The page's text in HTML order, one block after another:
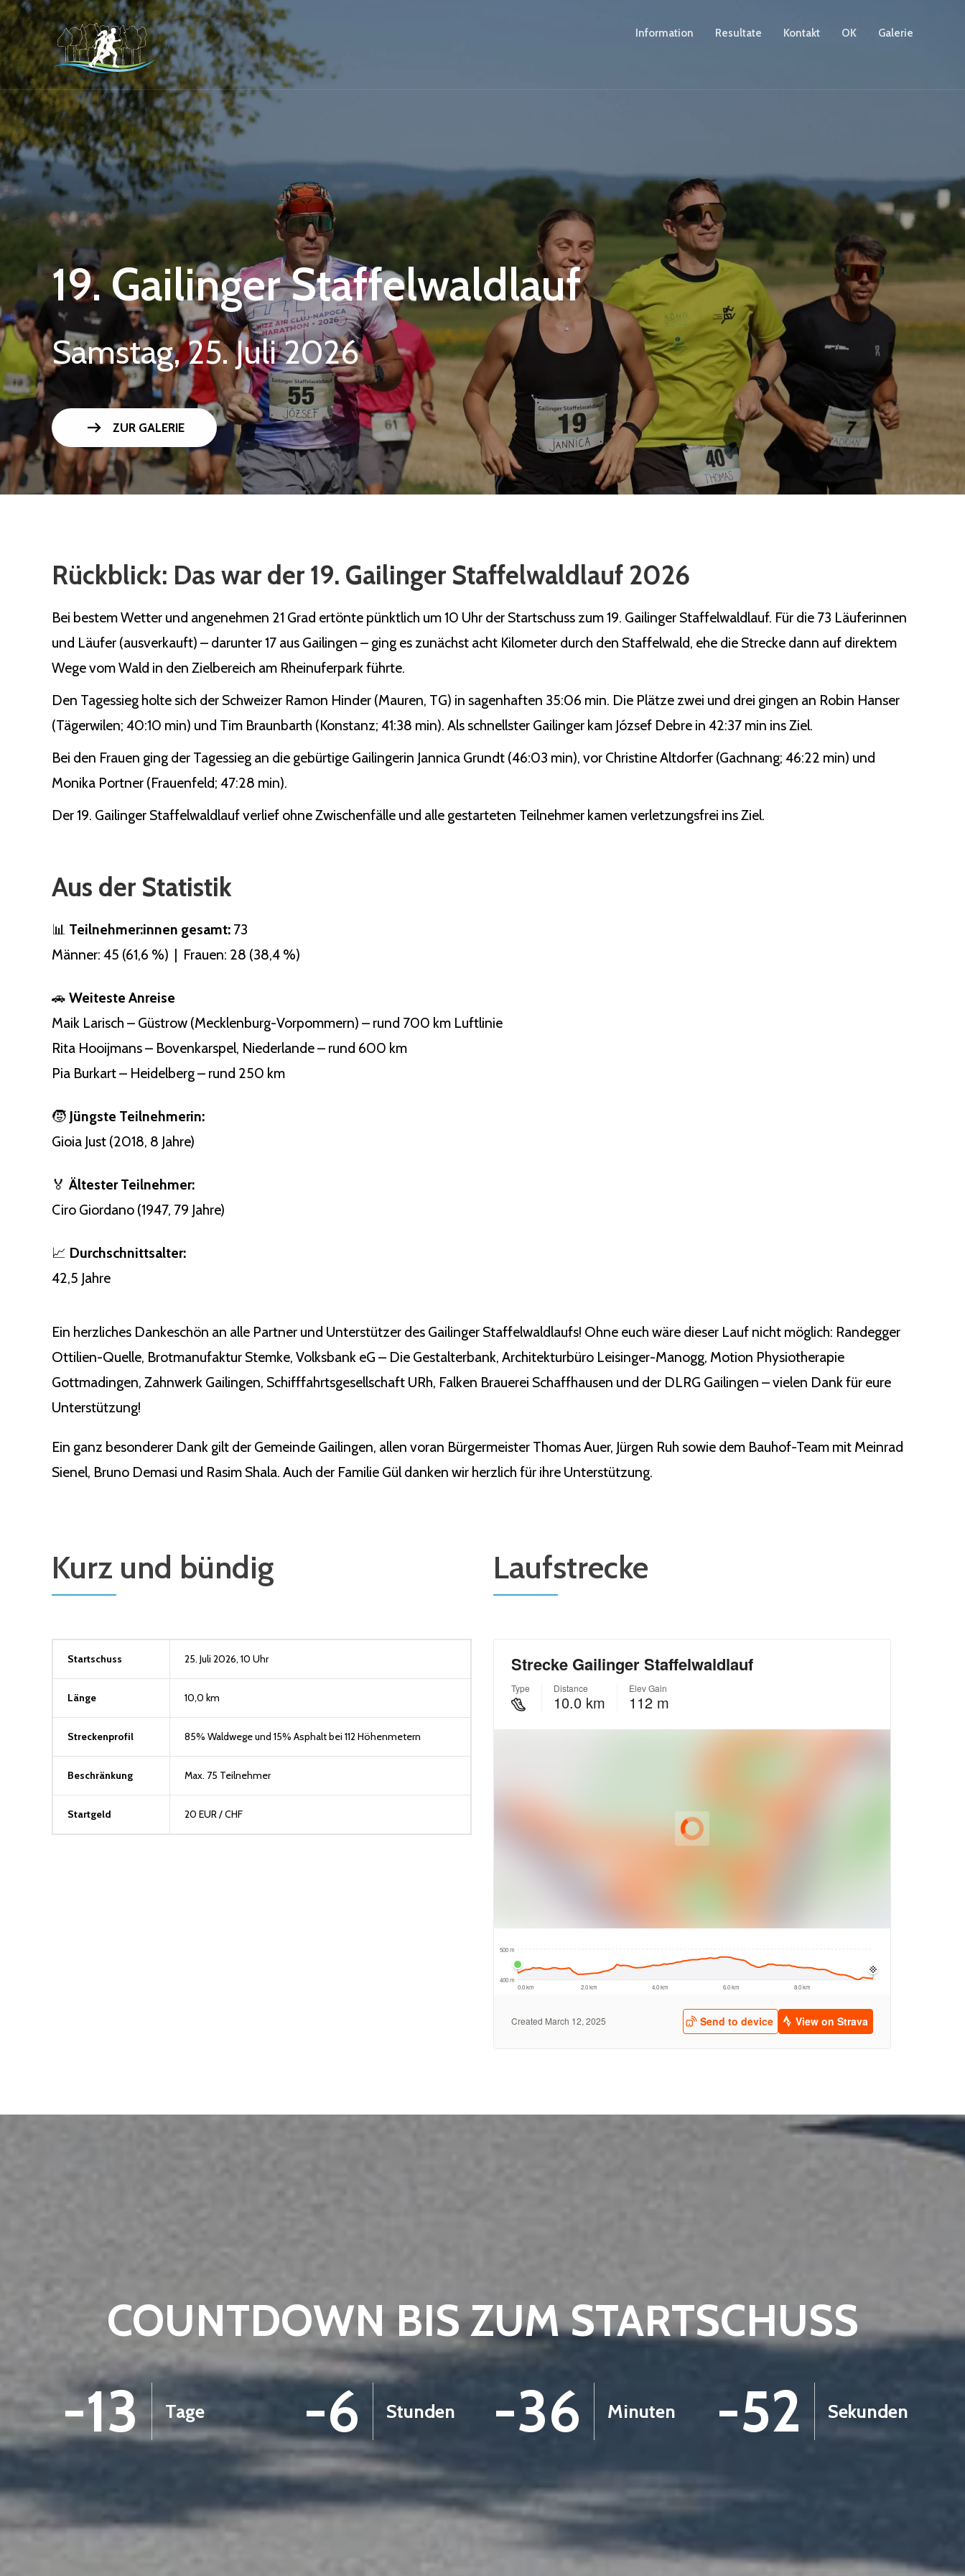
Information Resultate Kontakt OK Galerie
19. Gailinger Staffelwaldlauf
Samstag, 25. Juli 2026
arrow_right_alt ZUR GALERIE
Rückblick: Das war der 19. Gailinger Staffelwaldlauf 2026
Bei bestem Wetter und angenehmen 21 Grad ertönte pünktlich um 10 Uhr der Startschuss zum 19. Gailinger Staffelwaldlauf. Für die 73 Läuferinnen
und Läufer (ausverkauft) – darunter 17 aus Gailingen – ging es zunächst acht Kilometer durch den Staffelwald, ehe die Strecke dann auf direktem
Wege vom Wald in den Zielbereich am Rheinuferpark führte.
Den Tagessieg holte sich der Schweizer Ramon Hinder (Mauren, TG) in sagenhaften 35:06 min. Die Plätze zwei und drei gingen an Robin Hanser
(Tägerwilen; 40:10 min) und Tim Braunbarth (Konstanz; 41:38 min). Als schnellster Gailinger kam József Debre in 42:37 min ins Ziel.
Bei den Frauen ging der Tagessieg an die gebürtige Gailingerin Jannica Grundt (46:03 min), vor Christine Altdorfer (Gachnang; 46:22 min) und
Monika Portner (Frauenfeld; 47:28 min).
Der 19. Gailinger Staffelwaldlauf verlief ohne Zwischenfälle und alle gestarteten Teilnehmer kamen verletzungsfrei ins Ziel.
Aus der Statistik
📊 Teilnehmer:innen gesamt: 73
Männer: 45 (61,6 %) | Frauen: 28 (38,4 %)
🚗 Weiteste Anreise
Maik Larisch – Güstrow (Mecklenburg-Vorpommern) – rund 700 km Luftlinie
Rita Hooijmans – Bovenkarspel, Niederlande – rund 600 km
Pia Burkart – Heidelberg – rund 250 km
🧒 Jüngste Teilnehmerin:
Gioia Just (2018, 8 Jahre)
🏅 Ältester Teilnehmer:
Ciro Giordano (1947, 79 Jahre)
📈 Durchschnittsalter:
42,5 Jahre
Ein herzliches Dankeschön an alle Partner und Unterstützer des Gailinger Staffelwaldlaufs! Ohne euch wäre dieser Lauf nicht möglich: Randegger
Ottilien-Quelle, Brotmanufaktur Stemke, Volksbank eG – Die Gestalterbank, Architekturbüro Leisinger-Manogg, Motion Physiotherapie
Gottmadingen, Zahnwerk Gailingen, Schifffahrtsgesellschaft URh, Falken Brauerei Schaffhausen und der DLRG Gailingen – vielen Dank für eure
Unterstützung!
Ein ganz besonderer Dank gilt der Gemeinde Gailingen, allen voran Bürgermeister Thomas Auer, Jürgen Ruh sowie dem Bauhof-Team mit Meinrad
Sienel, Bruno Demasi und Rasim Shala. Auch der Familie Gül danken wir herzlich für ihre Unterstützung.
Kurz und bündig
Startschuss 25. Juli 2026, 10 Uhr
Länge 10,0 km
Streckenprofil 85% Waldwege und 15% Asphalt bei 112 Höhenmetern
Beschränkung Max. 75 Teilnehmer
Startgeld 20 EUR / CHF
Laufstrecke
COUNTDOWN BIS ZUM STARTSCHUSS
-13 Tage -6 Stunden -36 Minuten -53 Sekunden